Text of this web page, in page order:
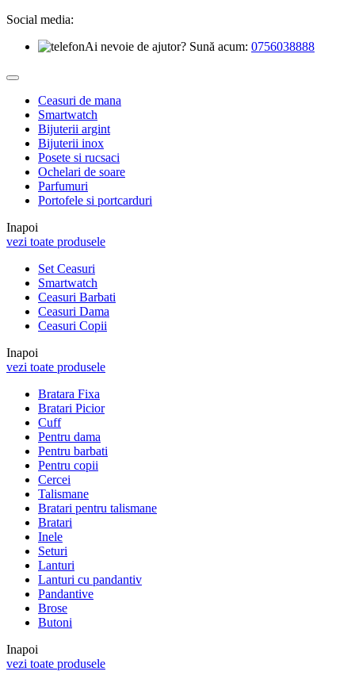
Social media:
Ai nevoie de ajutor? Sună acum: 0756038888
Ceasuri de mana
Smartwatch
Bijuterii argint
Bijuterii inox
Posete si rucsaci
Ochelari de soare
Parfumuri
Portofele si portcarduri
Inapoi
vezi toate produsele
Set Ceasuri
Smartwatch
Ceasuri Barbati
Ceasuri Dama
Ceasuri Copii
Inapoi
vezi toate produsele
Bratara Fixa
Bratari Picior
Cuff
Pentru dama
Pentru barbati
Pentru copii
Cercei
Talismane
Bratari pentru talismane
Bratari
Inele
Seturi
Lanturi
Lanturi cu pandantiv
Pandantive
Brose
Butoni
Inapoi
vezi toate produsele